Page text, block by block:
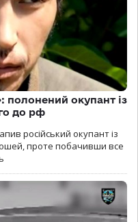
полонений окупант із
до рф
російський окупант із
проте побачивши все